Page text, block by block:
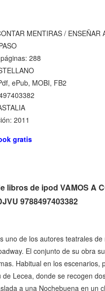
MENTIRAS / ENSEÑAR
288
ePub, MOBI, FB2
2011
gratis
libros de ipod VAMOS A
9788497403382
uno de los autores teatrales
El conjunto de su obra
Habitual en los
Lecea, donde se recogen
a una Nochebuena en un